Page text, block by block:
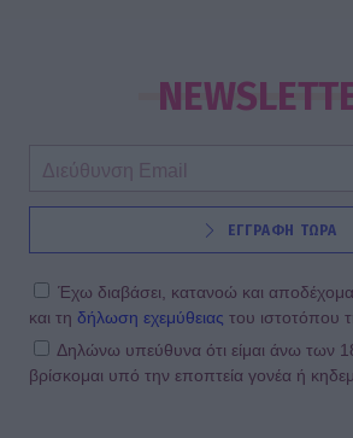
ΕΓΓΡΑΦΗ ΤΩΡΑ
Έχω διαβάσει, κατανοώ και
και τη δήλωση εχεμύθειας του ιστοτόπου
Δηλώνω υπεύθυνα ότι είμαι άνω των
βρίσκομαι υπό την εποπτεία γονέα ή